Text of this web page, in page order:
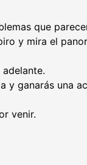
que
y mira el
y ganarás una
venir.